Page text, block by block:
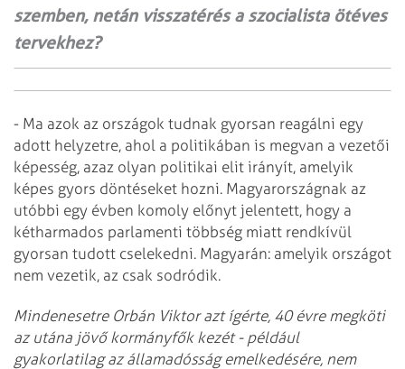
szemben, netán visszatérés a szocialista ötéves
tervekhez?
- Ma azok az országok tudnak gyorsan reagálni egy
adott helyzetre, ahol a politikában is megvan a vezetői
képesség, azaz olyan politikai elit irányít, amelyik
képes gyors döntéseket hozni. Magyarországnak az
utóbbi egy évben komoly előnyt jelentett, hogy a
kétharmados parlamenti többség miatt rendkívül
gyorsan tudott cselekedni. Magyarán: amelyik országot
nem vezetik, az csak sodródik.
Mindenesetre Orbán Viktor azt ígérte, 40 évre megköti
az utána jövő kormányfők kezét - például
gyakorlatilag az államadósság emelkedésére, nem